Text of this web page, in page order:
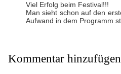
Viel Erfolg beim Festival!!!
Man sieht schon auf den
Aufwand in dem Programm
Kommentar hinzufügen